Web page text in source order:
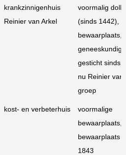
naam gesticht bijzonderheden
krankzinnigenhuis
Reinier van Arkel
voormalig
(sinds 1442),
bewaarplaats,
geneeskundig
gesticht sinds
nu Reinier van
groep
kost- en verbeterhuis
voormalige
bewaarplaats,
bewaarplaats
1843